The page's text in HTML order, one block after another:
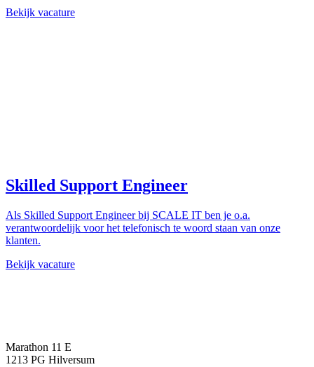
Bekijk vacature
Skilled Support Engineer
Als Skilled Support Engineer bij SCALE IT ben je o.a.
verantwoordelijk voor het telefonisch te woord staan van onze
klanten.
Bekijk vacature
Marathon 11 E
1213 PG Hilversum